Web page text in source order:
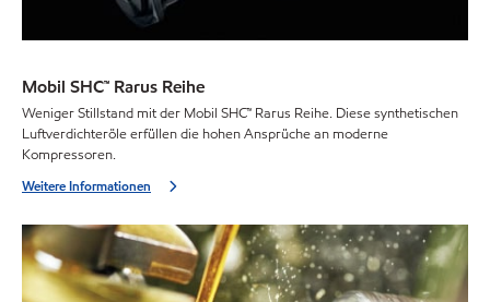
Mobil SHC™ Rarus Reihe
Weniger Stillstand mit der Mobil SHC™ Rarus Reihe. Diese synthetischen
Luftverdichteröle erfüllen die hohen Ansprüche an moderne
Kompressoren.
Weitere Informationen